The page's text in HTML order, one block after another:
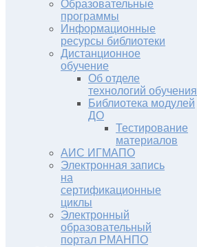
Образовательные
программы
Информационные
ресурсы библиотеки
Дистанционное
обучение
Об отделе
технологий обучения
Библиотека модулей
ДО
Тестирование
материалов
АИС ИГМАПО
Электронная запись
на
сертификационные
циклы
Электронный
образовательный
портал РМАНПО